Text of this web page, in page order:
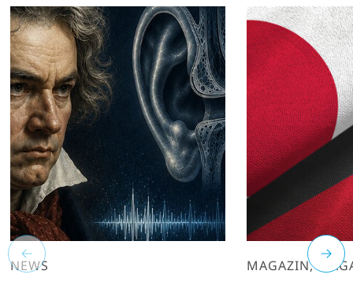
NEWS MAGAZIN,